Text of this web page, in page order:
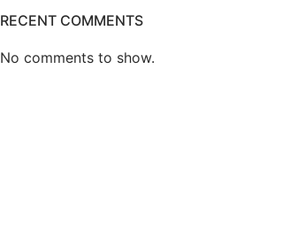
RECENT COMMENTS
No comments to show.